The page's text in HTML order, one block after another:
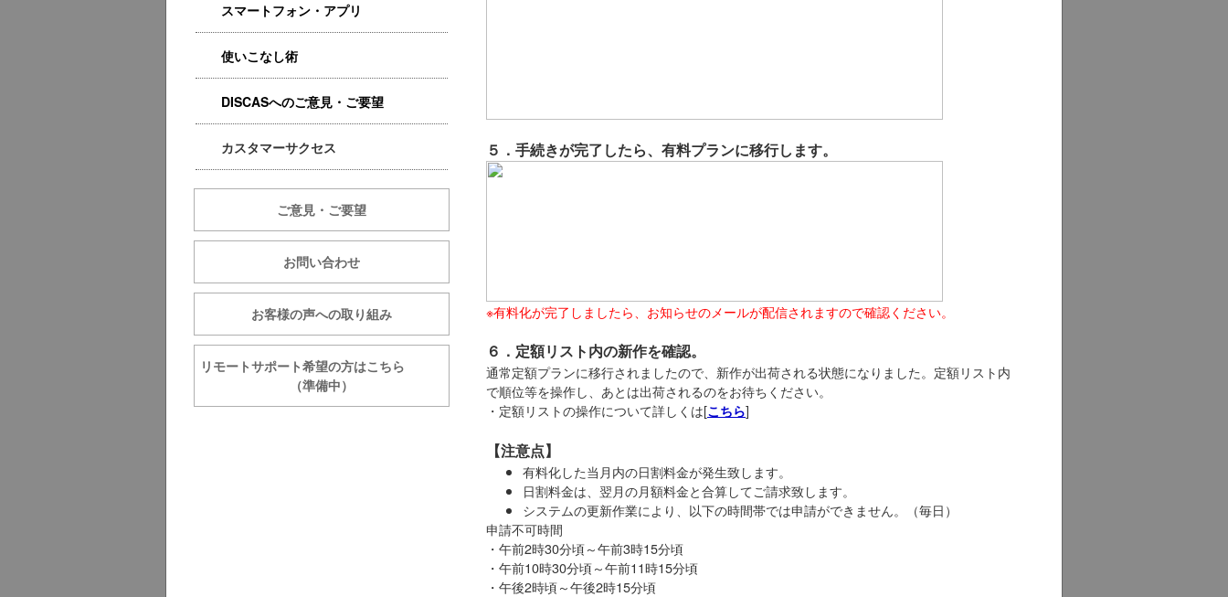
スマートフォン・アプリ
使いこなし術
DISCASへのご意見・ご要望
カスタマーサクセス
ご意見・ご要望
お問い合わせ
お客様の声への取り組み
リモートサポート希望の方はこちら
（準備中）
５．手続きが完了したら、有料プランに移行します。
※有料化が完了しましたら、お知らせのメールが配信されますので確認ください。
６．定額リスト内の新作を確認。
通常定額プランに移行されましたので、新作が出荷される状態になりました。定額リスト内
で順位等を操作し、あとは出荷されるのをお待ちください。
・定額リストの操作について詳しくは[こちら]
【注意点】
有料化した当月内の日割料金が発生致します。
日割料金は、翌月の月額料金と合算してご請求致します。
システムの更新作業により、以下の時間帯では申請ができません。（毎日）
申請不可時間
・午前2時30分頃～午前3時15分頃
・午前10時30分頃～午前11時15分頃
・午後2時頃～午後2時15分頃